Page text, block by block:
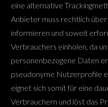
eine alternative
Anbieter muss rechtlich
informieren und soweit
Verbrauchers einholen, da
personenbezogene Daten
pseudonyme Nutzerprofile
eignet sich somit für eine
Verbrauchern und löst das